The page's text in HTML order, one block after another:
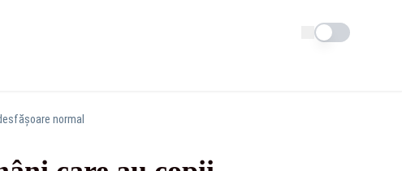
Schimba tema
normal